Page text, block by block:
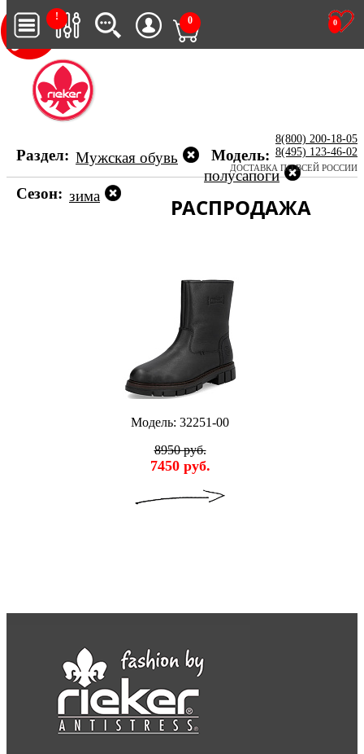
!
0
0
8(800) 200-18-05
8(495) 123-46-02
ДОСТАВКА ПО ВСЕЙ РОССИИ
Раздел: Мужская обувь
Модель:
полусапоги
Сезон: зима РАСПРОДАЖА
Модель: 32251-00
8950 руб.
7450 руб.